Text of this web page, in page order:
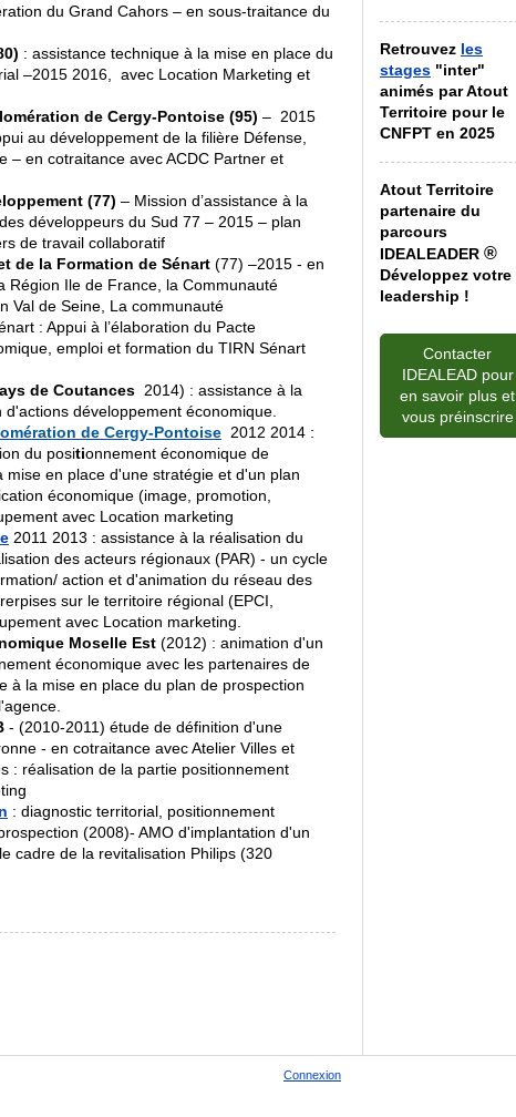
du Grand Cahors – en sous-traitance du
: assistance technique à la mise en place du
–2015 2016, avec Location Marketing et
de Cergy-Pontoise (95) – 2015
au développement de la filière Défense,
– en cotraitance avec ACDC Partner et
(77) – Mission d’assistance à la
développeurs du Sud 77 – 2015 – plan
de travail collaboratif
de la Formation de Sénart (77) –2015 - en
Région Ile de France, la Communauté
Val de Seine, La communauté
: Appui à l’élaboration du Pacte
emploi et formation du TIRN Sénart
de Coutances 2014) : assistance à la
développement économique.
de Cergy-Pontoise 2012 2014 :
du positionnement économique de
mise en place d'une stratégie et d'un plan
économique (image, promotion,
avec Location marketing
2011 2013 : assistance à la réalisation du
des acteurs régionaux (PAR) - un cycle
action et d'animation du réseau des
sur le territoire régional (EPCI,
avec Location marketing.
Moselle Est (2012) : animation d'un
économique avec les partenaires de
à la mise en place du plan de prospection
- (2010-2011) étude de définition d'une
- en cotraitance avec Atelier Villes et
: réalisation de la partie positionnement
: diagnostic territorial, positionnement
(2008)- AMO d'implantation d'un
cadre de la revitalisation Philips (320
Retrouvez les
stages "inter"
animés par Atout
Territoire pour le
CNFPT en 2025
Atout Territoire
partenaire du
parcours
IDEALEADER ®
Développez votre
leadership !
Contacter
IDEALEAD pour
en savoir plus et
vous préinscrire
Connexion